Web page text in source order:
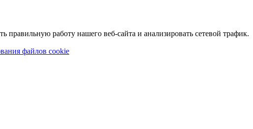
работу нашего веб-сайта и анализировать сетевой трафик.
файлов cookie